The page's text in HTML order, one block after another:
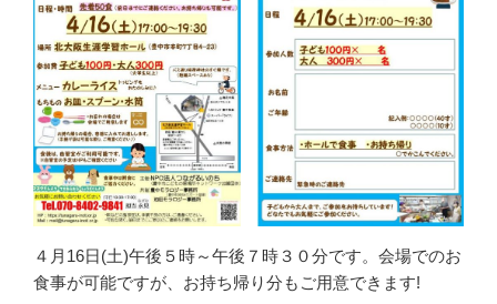
b
o
o
k
st
４月16日(土)午後５時～午後７時３０分です。会場でのお
食事が可能ですが、お持ち帰り分もご用意できます!